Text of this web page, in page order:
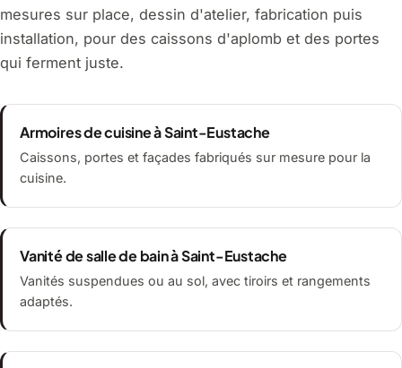
mesures sur place, dessin d'atelier, fabrication puis
installation, pour des caissons d'aplomb et des portes
qui ferment juste.
Armoires de cuisine à Saint-Eustache
Caissons, portes et façades fabriqués sur mesure pour la
cuisine.
Vanité de salle de bain à Saint-Eustache
Vanités suspendues ou au sol, avec tiroirs et rangements
adaptés.